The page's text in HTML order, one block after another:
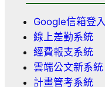
Google信箱登入
線上差勤系統
經費報支系統
雲端公文新系統
計畫管考系統